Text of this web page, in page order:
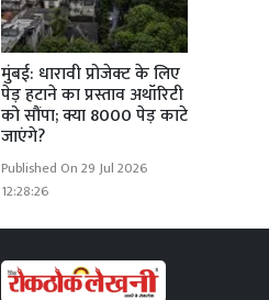
मुंबई: धारावी प्रोजेक्ट के लिए
पेड़ हटाने का प्रस्ताव अथॉरिटी
को सौंपा; क्या 8000 पेड़ काटे
जाएंगे?
Published On 29 Jul 2026
12:28:26